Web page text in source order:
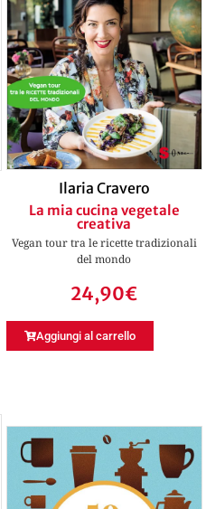
Ilaria Cravero
La mia cucina vegetale
creativa
Vegan tour tra le ricette tradizionali
del mondo
24,90€
Aggiungi al carrello